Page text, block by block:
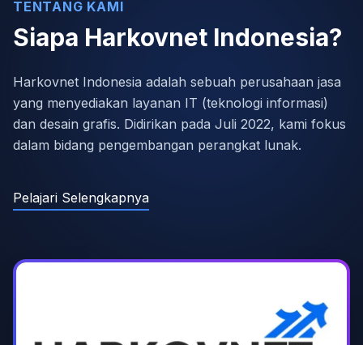
TENTANG KAMI
Siapa Harkovnet Indonesia?
Harkovnet Indonesia adalah sebuah perusahaan jasa
yang menyediakan layanan IT (teknologi informasi)
dan desain grafis. Didirikan pada Juli 2022, kami fokus
dalam bidang pengembangan perangkat lunak.
Pelajari Selengkapnya